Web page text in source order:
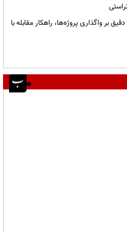
بر واگذاری پروژه‌ها، راهکار مقابله با